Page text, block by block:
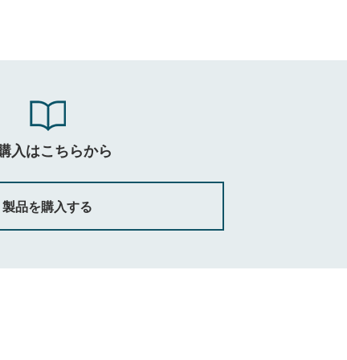
入はこちらから
製品を購入する